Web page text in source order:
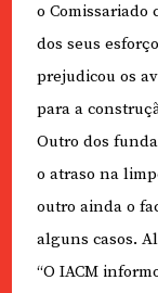
o Comissariado
dos seus
prejudicou os
para a
Outro dos
o atraso na
outro ainda o
alguns casos.
“O IACM